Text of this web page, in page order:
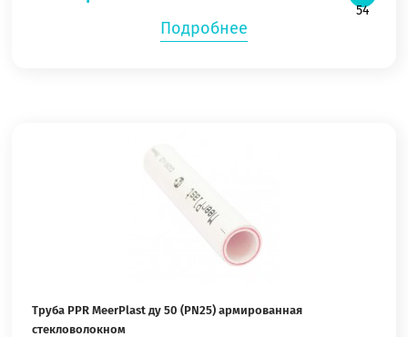
Подробнее
Труба PPR MeerPlast ду 50 (PN25) армированная
стекловолокном